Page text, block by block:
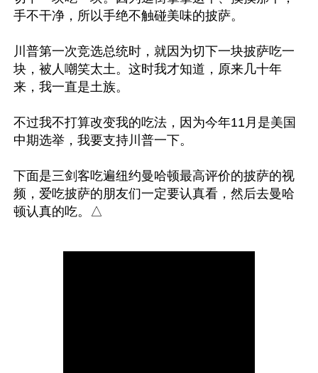
手不干净，所以手绝不触碰美味的披萨。
川普第一次竞选总统时，就因为切下一块披萨吃一
块，被人嘲笑太土。这时我才知道，原来几十年
来，我一直是土族。
不过我不打算改变我的吃法，因为今年11月是美国
中期选举，我要支持川普一下。
下面是三剑客吃遍纽约曼哈顿最高评价的披萨的视
频，爱吃披萨的朋友们一定要认真看，然后去曼哈